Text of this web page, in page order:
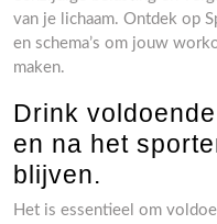
van je lichaam. Ontdek op
en schema’s om jouw
maken.
Drink
en na het
blijven.
Het is essentieel om